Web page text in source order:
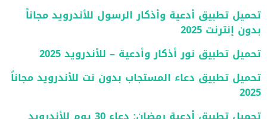
تحميل تطبيق أدعية وأذكار الرسول للأندرويد مجاناً
بدون إنترنت 2025
تحميل تطبيق نور أذكار وأدعية – للأندرويد 2025
تحميل تطبيق دعاء المستجاب بدون نت للأندرويد مجاناً
2025